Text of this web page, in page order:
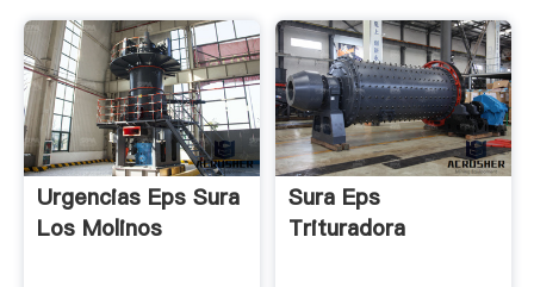
Urgencias Eps Sura
Los Molinos
Sura Eps
Trituradora